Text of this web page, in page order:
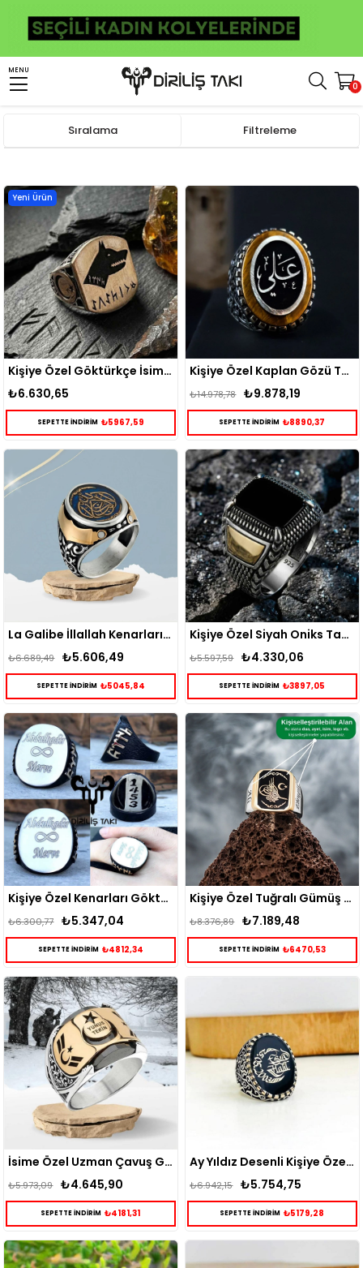
MENU
0
Anasayfa Kişiye Özel Ürünler Kişiye Özel Gümüş Yüzük İsim Yazılı Yüzük
Filtreleme
Sıralama
Kişiye Özel Göktürkçe İsim Yazılı Gümüş Yüzük
₺6.630,65
SEPETTE İNDİRİM ₺5967,59
Yeni Ürün
Kişiye Özel Kaplan Gözü Taşlı İsimli Gümüş Yüzük
₺9.878,19
₺14.978,78
SEPETTE İNDİRİM ₺8890,37
La Galibe İllallah Kenarları İsim Yazılı Gümüş Yüzük
₺5.606,49
₺6.689,49
SEPETTE İNDİRİM ₺5045,84
Kişiye Özel Siyah Oniks Taşlı Pençe Model Gümüş Yüzük
₺4.330,06
₺5.597,59
SEPETTE İNDİRİM ₺3897,05
Kişiye Özel Kenarları Göktürkçe Türk Yazılı Gümüş Yüzük
₺5.347,04
₺6.300,77
SEPETTE İNDİRİM ₺4812,34
Kişiye Özel Tuğralı Gümüş Yüzük
₺7.189,48
₺8.376,89
SEPETTE İNDİRİM ₺6470,53
İsime Özel Uzman Çavuş Gümüş Erkek Yüzük
₺4.645,90
₺5.973,09
SEPETTE İNDİRİM ₺4181,31
Ay Yıldız Desenli Kişiye Özel Gümüş Yüzük
₺5.754,75
₺6.942,15
SEPETTE İNDİRİM ₺5179,28